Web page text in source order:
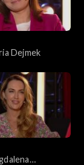
Dejmek